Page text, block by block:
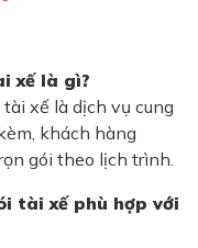
xế là gì?
xế là dịch vụ cung
khách hàng
gói theo lịch trình.
tài xế phù hợp với